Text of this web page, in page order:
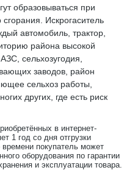
образовываться при
Искрогаситель
автомобиль, трактор,
района высокой
сельхозугодия,
заводов, район
сельхоз работы,
других, где есть риск
в интернет-
1 год со дня отгрузки
покупатель может
оборудования по гарантии
и эксплуатации товара.